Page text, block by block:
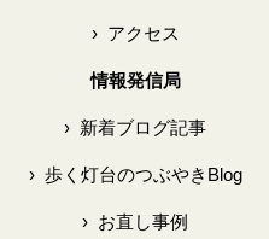
›アクセス
情報発信局
› 新着ブログ記事
›歩く灯台のつぶやきBlog
› お直し事例